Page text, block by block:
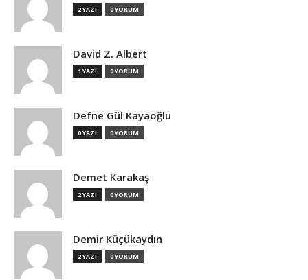
2 YAZI 0 YORUM
David Z. Albert
1 YAZI 0 YORUM
Defne Gül Kayaoğlu
0 YAZI 0 YORUM
Demet Karakaş
2 YAZI 0 YORUM
Demir Küçükaydın
2 YAZI 0 YORUM